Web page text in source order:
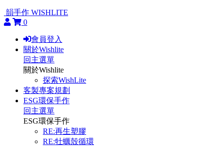
韻手作 WISHLITE
0
會員登入
關於Wishlite
回主選單
關於Wishlite
探索WishLite
客製專案規劃
ESG環保手作
回主選單
ESG環保手作
RE:再生塑膠
RE:牡蠣殼循環